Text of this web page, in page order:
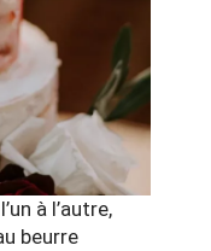
à l’autre,
beurre